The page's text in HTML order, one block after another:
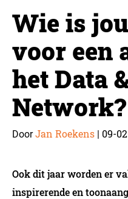
Wie is
voor een
het Data
Network?
DoorJan Roekens | 09-
Ook dit jaar worden er
inspirerende en